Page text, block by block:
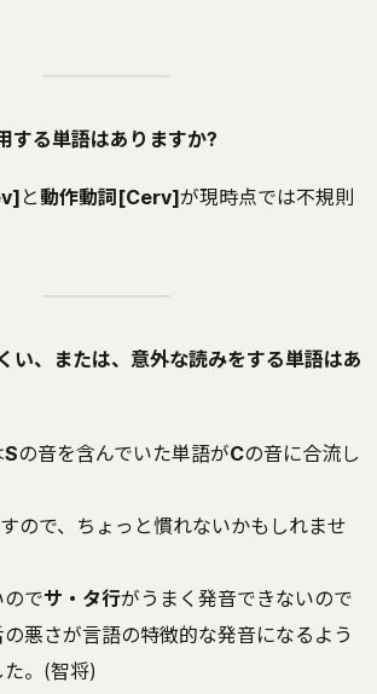
する単語はありますか?
と動作動詞[Cerv]が現時点では不規則
い、または、意外な読みをする単語はあ
Sの音を含んでいた単語がCの音に合流し
ので、ちょっと慣れないかもしれませ
でサ・タ行がうまく発音できないので
悪さが言語の特徴的な発音になるよう
。(智将)